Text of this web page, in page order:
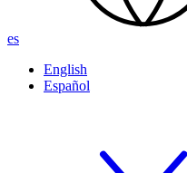
es
English
Español